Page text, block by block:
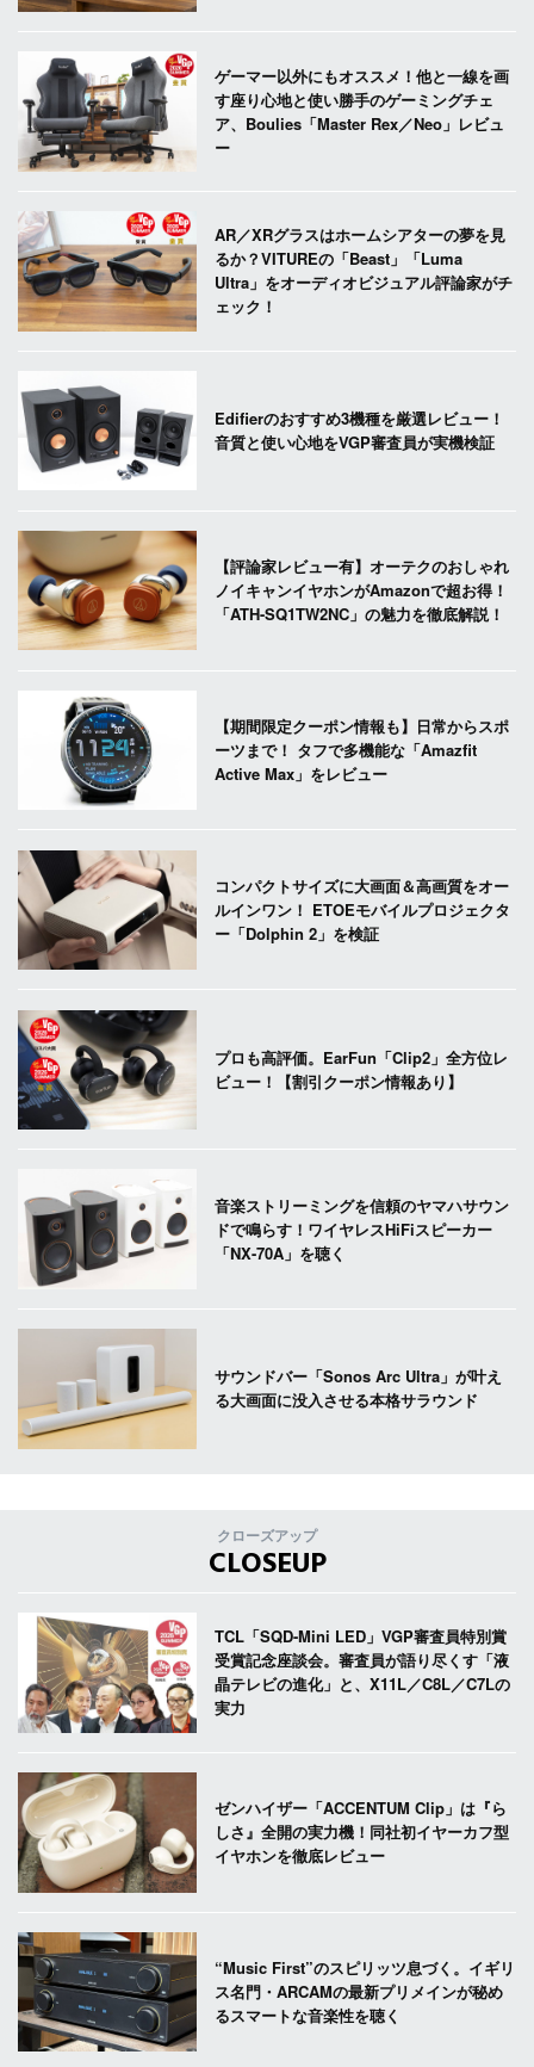
ゲーマー以外にもオススメ！他と一線を画
す座り心地と使い勝手のゲーミングチェ
ア、Boulies「Master Rex／Neo」レビュ
ー
AR／XRグラスはホームシアターの夢を見
るか？VITUREの「Beast」「Luma
Ultra」をオーディオビジュアル評論家がチ
ェック！
Edifierのおすすめ3機種を厳選レビュー！
音質と使い心地をVGP審査員が実機検証
【評論家レビュー有】オーテクのおしゃれ
ノイキャンイヤホンがAmazonで超お得！
「ATH-SQ1TW2NC」の魅力を徹底解説！
【期間限定クーポン情報も】日常からスポ
ーツまで！ タフで多機能な「Amazfit
Active Max」をレビュー
コンパクトサイズに大画面＆高画質をオー
ルインワン！ ETOEモバイルプロジェクタ
ー「Dolphin 2」を検証
プロも高評価。EarFun「Clip2」全方位レ
ビュー！【割引クーポン情報あり】
音楽ストリーミングを信頼のヤマハサウン
ドで鳴らす！ワイヤレスHiFiスピーカー
「NX-70A」を聴く
サウンドバー「Sonos Arc Ultra」が叶え
る大画面に没入させる本格サラウンド
クローズアップ
CLOSEUP
TCL「SQD-Mini LED」VGP審査員特別賞
受賞記念座談会。審査員が語り尽くす「液
晶テレビの進化」と、X11L／C8L／C7Lの
実力
ゼンハイザー「ACCENTUM Clip」は『ら
しさ』全開の実力機！同社初イヤーカフ型
イヤホンを徹底レビュー
“Music First”のスピリッツ息づく。イギリ
ス名門・ARCAMの最新プリメインが秘め
るスマートな音楽性を聴く